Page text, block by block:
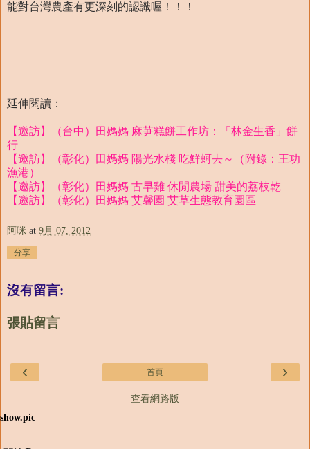
能對台灣農產有更深刻的認識喔！！！
延伸閱讀：
【邀訪】（台中）田媽媽 麻芛糕餅工作坊：「林金生香」餅
行
【邀訪】（彰化）田媽媽 陽光水棧 吃鮮蚵去～（附錄：王功
漁港）
【邀訪】（彰化）田媽媽 古早雞 休閒農場 甜美的荔枝乾
【邀訪】（彰化）田媽媽 艾馨園 艾草生態教育園區
阿咪 at 9月 07, 2012
分享
沒有留言:
張貼留言
‹ ›
首頁
查看網路版
show.pic